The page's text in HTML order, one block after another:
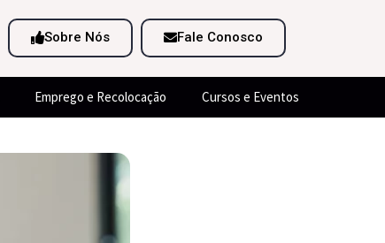
Sobre Nós Fale Conosco
Emprego e Recolocação Cursos e Eventos